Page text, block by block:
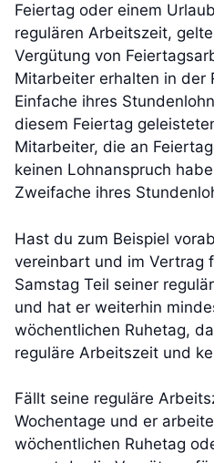
Feiertag oder einem
regulären Arbeitszeit,
Vergütung von
Mitarbeiter erhalten in der
Einfache ihres
diesem Feiertag
Mitarbeiter, die an
keinen Lohnanspruch
Zweifache ihres
Hast du zum Beispiel
vereinbart und im Vertrag
Samstag Teil seiner
und hat er weiterhin
wöchentlichen Ruhetag,
reguläre Arbeitszeit und
Fällt seine reguläre
Wochentage und er
wöchentlichen Ruhetag